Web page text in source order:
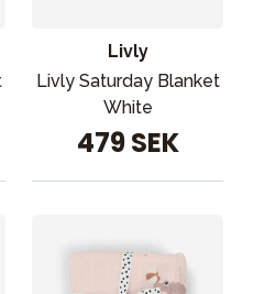
Livly
Livly Saturday Blanket
White
479 SEK